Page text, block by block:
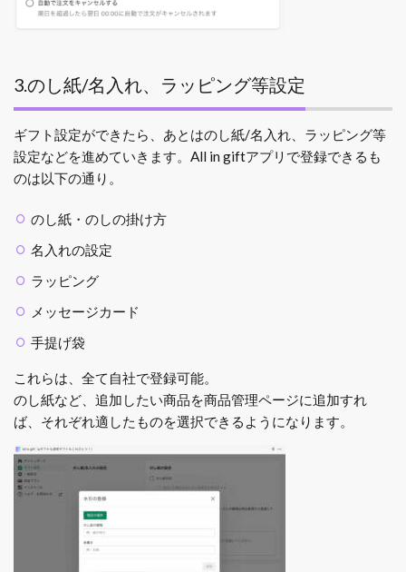
3.のし紙/名入れ、ラッピング等設定
ギフト設定ができたら、あとはのし紙/名入れ、ラッピング等
設定などを進めていきます。All in giftアプリで登録できるも
のは以下の通り。
のし紙・ のしの掛け方
名入れの設定
ラッピング
メッセージカード
手提げ袋
これらは、全て自社で登録可能。
のし紙など、追加したい商品を商品管理ページに追加すれ
ば、それぞれ適したものを選択できるようになります。